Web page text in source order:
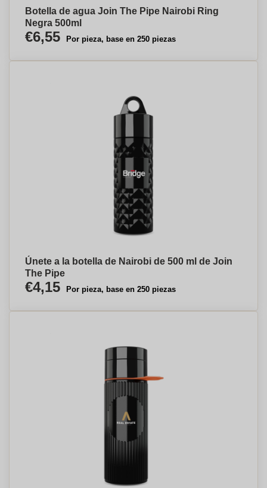
Botella de agua Join The Pipe Nairobi Ring
Negra 500ml
€6,55 Por pieza, base en 250 piezas
Únete a la botella de Nairobi de 500 ml de Join
The Pipe
€4,15 Por pieza, base en 250 piezas